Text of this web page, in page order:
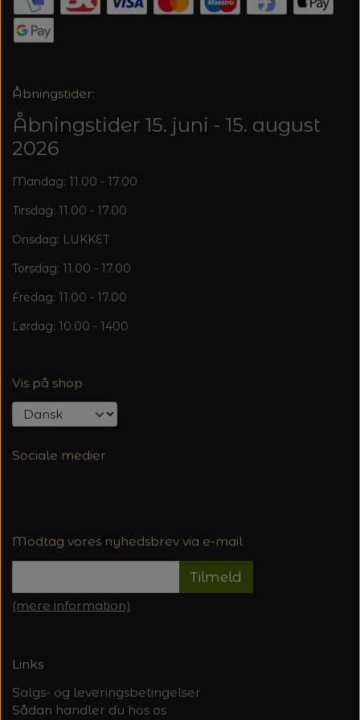
Åbningstider:
Åbningstider 15. juni - 15. august
2026
Mandag: 11.00 - 17.00
Tirsdag: 11.00 - 17.00
Onsdag: LUKKET
Torsdag: 11.00 - 17.00
Fredag: 11.00 - 17.00
Lørdag: 10.00 - 1400
Vis på shop
Sociale medier
Modtag vores nyhedsbrev via e-mail
Tilmeld
(mere information)
Links
Salgs- og leveringsbetingelser
Sådan handler du hos os